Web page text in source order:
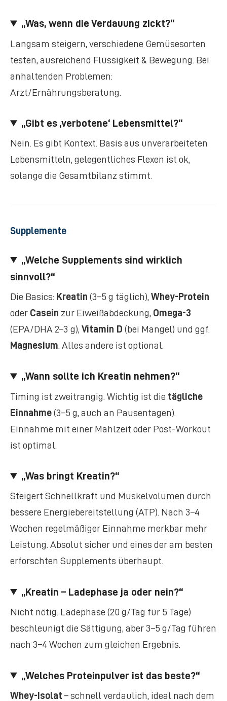
„Was, wenn die Verdauung zickt?“
Langsam steigern, verschiedene Gemüsesorten
testen, ausreichend Flüssigkeit & Bewegung. Bei
anhaltenden Problemen:
Arzt/Ernährungsberatung.
„Gibt es ‚verbotene‘ Lebensmittel?“
Nein. Es gibt Kontext. Basis aus unverarbeiteten
Lebensmitteln, gelegentliches Flexen ist ok,
solange die Gesamtbilanz stimmt.
Supplemente
„Welche Supplements sind wirklich
sinnvoll?“
Die Basics: Kreatin (3–5 g täglich), Whey-Protein
oder Casein zur Eiweißabdeckung, Omega-3
(EPA/DHA 2–3 g), Vitamin D (bei Mangel) und ggf.
Magnesium. Alles andere ist optional.
„Wann sollte ich Kreatin nehmen?“
Timing ist zweitrangig. Wichtig ist die tägliche
Einnahme (3–5 g, auch an Pausentagen).
Einnahme mit einer Mahlzeit oder Post-Workout
ist optimal.
„Was bringt Kreatin?“
Steigert Schnellkraft und Muskelvolumen durch
bessere Energiebereitstellung (ATP). Nach 3–4
Wochen regelmäßiger Einnahme merkbar mehr
Leistung. Absolut sicher und eines der am besten
erforschten Supplements überhaupt.
„Kreatin – Ladephase ja oder nein?“
Nicht nötig. Ladephase (20 g/Tag für 5 Tage)
beschleunigt die Sättigung, aber 3–5 g/Tag führen
nach 3–4 Wochen zum gleichen Ergebnis.
„Welches Proteinpulver ist das beste?“
Whey-Isolat – schnell verdaulich, ideal nach dem